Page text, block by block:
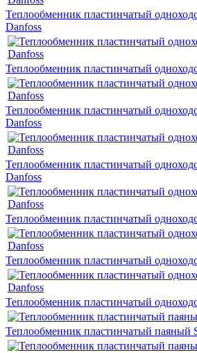
Теплообменник пластинчатый
Danfoss
Теплообменник пластинчатый
Теплообменник пластинчатый
Danfoss
Теплообменник пластинчатый
Danfoss
Теплообменник пластинчатый
Теплообменник пластинчатый
Теплообменник пластинчатый
Теплообменник пластинчатый паяный